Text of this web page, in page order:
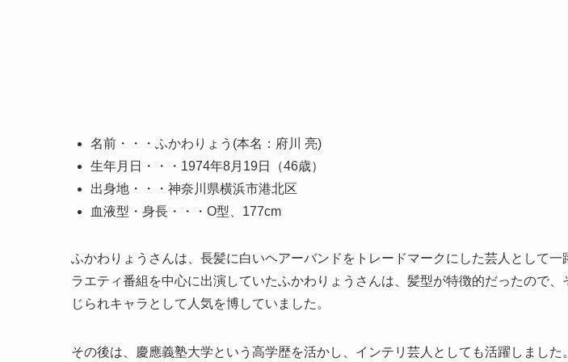
名前・・・ふかわりょう(本名：府川 亮)
生年月日・・・1974年8月19日（46歳）
出身地・・・神奈川県横浜市港北区
血液型・身長・・・O型、177cm
ふかわりょうさんは、長髪に白いヘアーバンドをトレードマークにした芸人として
ラエティ番組を中心に出演していたふかわりょうさんは、髪型が特徴的だったので、
じられキャラとして人気を博していました。
その後は、慶應義塾大学という高学歴を活かし、インテリ芸人としても活躍しました。